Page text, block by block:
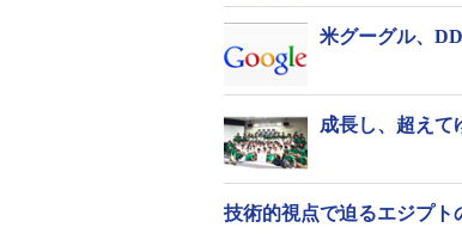
米グーグル、
成長し、超え
技術的視点で迫るエジプト